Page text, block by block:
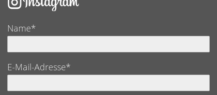
Name*
E-Mail-Adresse*